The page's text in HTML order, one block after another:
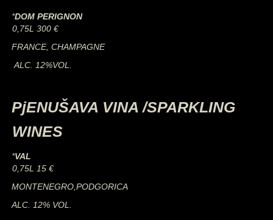
*DOM PERIGNON
0,75L 300 €
FRANCE, CHAMPAGNE
ALC. 12%VOL.
PjENUŠAVA VINA /SPARKLING
WINES
*VAL
0,75L 15 €
MONTENEGRO,PODGORICA
ALC. 12% VOL.